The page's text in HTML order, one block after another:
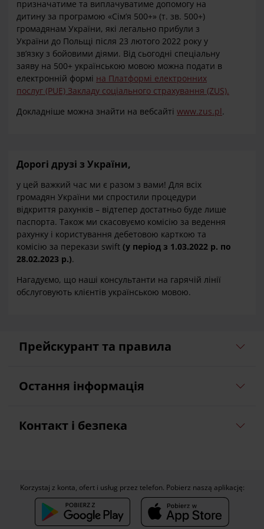
призначатиме та виплачуватиме допомогу на
дитину за програмою «Сім’я 500+» (т. зв. 500+)
громадянам України, які легально прибули з
України до Польщі після 23 лютого 2022 року у
зв’язку з бойовими діями. Від сьогодні спеціальну
заяву на 500+ українською мовою можна подати в
електронній формі на Платформі електронних
послуг (PUE) Закладу соціального страхування (ZUS).
Докладніше можна знайти на вебсайті www.zus.pl.
Дорогі друзі з України,
у цей важкий час ми є разом з вами! Для всіх
громадян України ми спростили процедури
відкриття рахунків – відтепер достатньо буде лише
паспорта. Також ми скасовуємо комісію за ведення
рахунку і користування дебетовою карткою та
комісію за перекази swift (у період з 1.03.2022 р. по
28.02.2023 р.).
Нагадуємо, що наші консультанти на гарячій лінії
обслуговують клієнтів українською мовою.
Прейскурант та правила
Остання інформація
Контакт і безпека
Korzystaj z konta, ofert i usług przez telefon. Pobierz naszą aplikację: